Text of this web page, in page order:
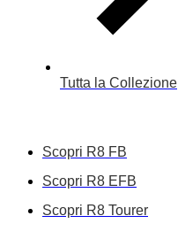
Tutta la Collezione
Scopri R8 FB
Scopri R8 EFB
Scopri R8 Tourer